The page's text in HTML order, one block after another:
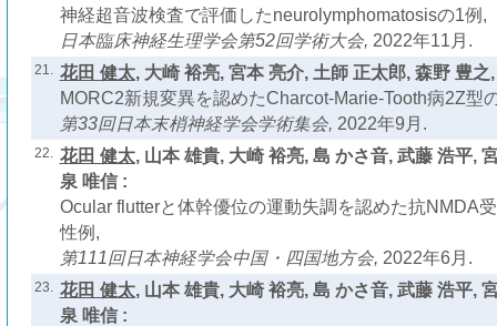
神経超音波検査で評価したneurolymphomatosisの1例,
日本臨床神経生理学会第52回学術大会, 2022年11月.
21. 花田 健太, 大崎 裕亮, 宮本 亮介, 土師 正太郎, 森野 豊之
MORC2新規変異を認めたCharcot-Marie-Tooth病2Z型
第33回日本末梢神経学会学術集会, 2022年9月.
22. 花田 健太, 山本 雄貴, 大崎 裕亮, 島 かさ音, 武藤 浩平,
泉 唯信 :
Ocular flutterと体幹優位の運動失調を認めた抗NMDA
性例,
第111回日本神経学会中国・四国地方会, 2022年6月.
23. 花田 健太, 山本 雄貴, 大崎 裕亮, 島 かさ音, 武藤 浩平,
泉 唯信 :